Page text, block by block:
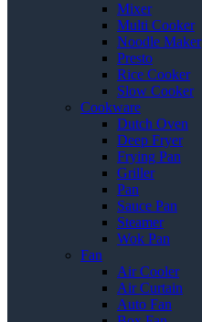
Mixer
Multi Cooker
Noodle Maker
Presto
Rice Cooker
Slow Cooker
Cookware
Dutch Oven
Deep Fryer
Frying Pan
Griller
Pan
Sauce Pan
Steamer
Wok Pan
Fan
Air Cooler
Air Curtain
Auto Fan